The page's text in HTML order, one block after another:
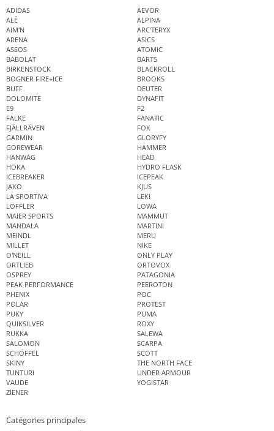
ADIDAS
AEVOR
ALÉ
ALPINA
AIM'N
ARC'TERYX
ARENA
ASICS
ASSOS
ATOMIC
BABOLAT
BARTS
BIRKENSTOCK
BLACKROLL
BOGNER FIRE+ICE
BROOKS
BUFF
DEUTER
DOLOMITE
DYNAFIT
E9
F2
FALKE
FANATIC
FJÄLLRÄVEN
FOX
GARMIN
GLORYFY
GOREWEAR
HAMMER
HANWAG
HEAD
HOKA
HYDRO FLASK
ICEBREAKER
ICEPEAK
JAKO
KJUS
LA SPORTIVA
LEKI
LÖFFLER
LOWA
MAIER SPORTS
MAMMUT
MANDALA
MARTINI
MEINDL
MERU
MILLET
NIKE
O'NEILL
ONLY PLAY
ORTLIEB
ORTOVOX
OSPREY
PATAGONIA
PEAK PERFORMANCE
PEEROTON
PHENIX
POC
POLAR
PROTEST
PUKY
PUMA
QUIKSILVER
ROXY
RUKKA
SALEWA
SALOMON
SCARPA
SCHÖFFEL
SCOTT
SKINY
THE NORTH FACE
TUNTURI
UNDER ARMOUR
VAUDE
YOGISTAR
ZIENER
Catégories principales